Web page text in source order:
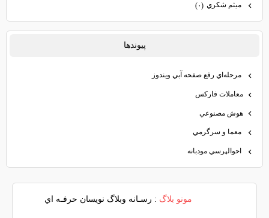
ميثم شكري (۰)
پيوندها
مرحله‌اي رفع صفحه آبي ويندوز
معاملات فاركس
هوش مصنوعي
معما و سرگرمي
احوالپرسي مودبانه
مونو بلاگ : رسـانه وبلاگ نويسان حرفـه اي